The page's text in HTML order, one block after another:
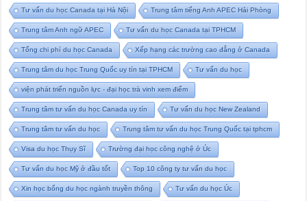
Tư vấn du học Canada tại Hà Nội Trung tâm tiếng Anh APEC Hải Phòng
Trung tâm Anh ngữ APEC Tư vấn du học Canada tại TPHCM
Tổng chi phí du học Canada Xếp hạng các trường cao đẳng ở Canada
Trung tâm du học Trung Quốc uy tín tại TPHCM Tư vấn du học
viện phát triển nguồn lực - đại học trà vinh xem điểm
Trung tâm tư vấn du học Canada uy tín Tư vấn du học New Zealand
Trung tâm tư vấn du học Trung tâm tư vấn du học Trung Quốc tại tphcm
Visa du học Thụy Sĩ Trường đại học công nghệ ở Úc
Tư vấn du học Mỹ ở đầu tốt Top 10 công ty tư vấn du học
Xin học bổng du học ngành truyền thông Tư vấn du học Úc